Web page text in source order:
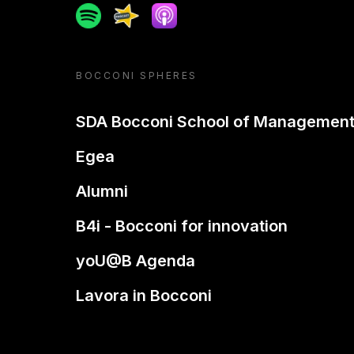
SpotifySpreakerApple podcast
BOCCONI SPHERES
SDA Bocconi School of Management
Egea
Alumni
B4i - Bocconi for innovation
yoU@B Agenda
Lavora in Bocconi